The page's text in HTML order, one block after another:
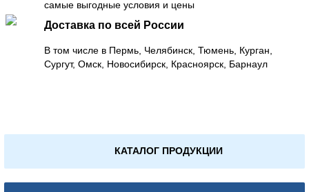
самые выгодные условия и цены
Доставка по всей России
В том числе в Пермь, Челябинск, Тюмень, Курган,
Сургут, Омск, Новосибирск, Красноярск, Барнаул
КАТАЛОГ ПРОДУКЦИИ